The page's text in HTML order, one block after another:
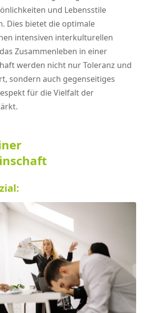
und Lebensstile
Dies bietet die optimale
intensiven interkulturellen
Zusammenleben in einer
werden nicht nur Toleranz und
sondern auch gegenseitiges
für die Vielfalt der